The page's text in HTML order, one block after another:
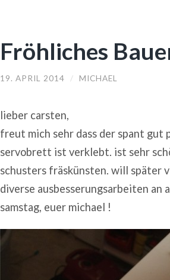
Fröhliches
19. APRIL 2014 / MICHAEL
lieber carsten,
freut mich sehr dass der spant
servobrett ist verklebt. ist sehr
schusters fräskünsten. will später
diverse ausbesserungsarbeiten an
samstag, euer michael !